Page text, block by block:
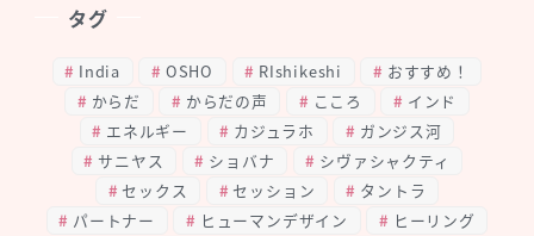
タグ
India OSHO RIshikeshi
おすすめ！
からだ
からだの声 こころ
インド
エネルギー
カジュラホ
ガンジス河
サニヤス
ショバナ
シヴァシャクティ
セックス
セッション
タントラ
パートナー
ヒューマンデザイン
ヒーリング